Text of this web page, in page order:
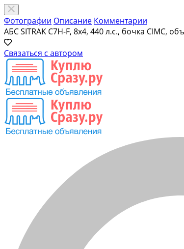
Фотографии Описание Комментарии
АБС SITRAK C7H-F, 8х4, 440 л.с., бочка CIMC,
Связаться с автором